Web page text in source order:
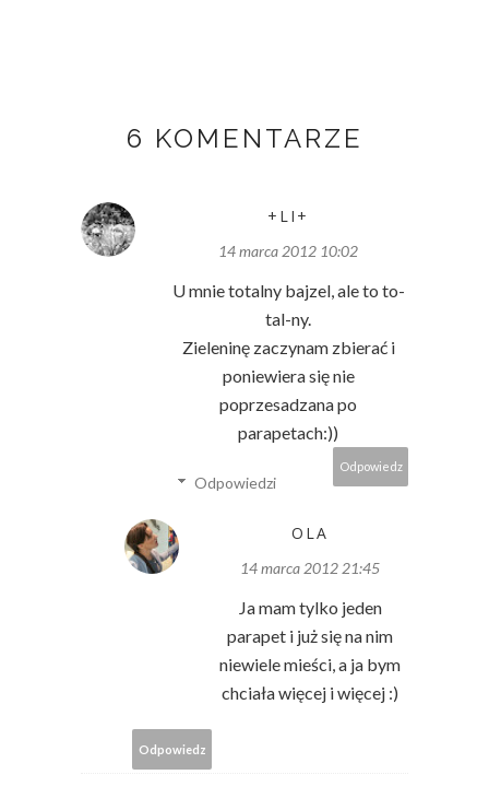
6 KOMENTARZE
+LI+
14 marca 2012 10:02
U mnie totalny bajzel, ale to to-
tal-ny.
Zieleninę zaczynam zbierać i
poniewiera się nie
poprzesadzana po
parapetach:))
Odpowiedz
Odpowiedzi
OLA
14 marca 2012 21:45
Ja mam tylko jeden
parapet i już się na nim
niewiele mieści, a ja bym
chciała więcej i więcej :)
Odpowiedz